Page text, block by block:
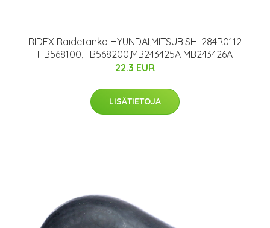
RIDEX Raidetanko HYUNDAI,MITSUBISHI 284R0112
HB568100,HB568200,MB243425A MB243426A
22.3 EUR
LISÄTIETOJA